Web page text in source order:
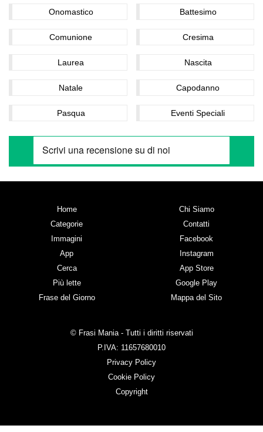
Onomastico Battesimo
Comunione Cresima
Laurea Nascita
Natale Capodanno
Pasqua Eventi Speciali
Home
Categorie
Immagini
App
Cerca
Più lette
Frase del Giorno
Chi Siamo
Contatti
Facebook
Instagram
App Store
Google Play
Mappa del Sito
© Frasi Mania - Tutti i diritti riservati
P.IVA: 11657680010
Privacy Policy
Cookie Policy
Copyright